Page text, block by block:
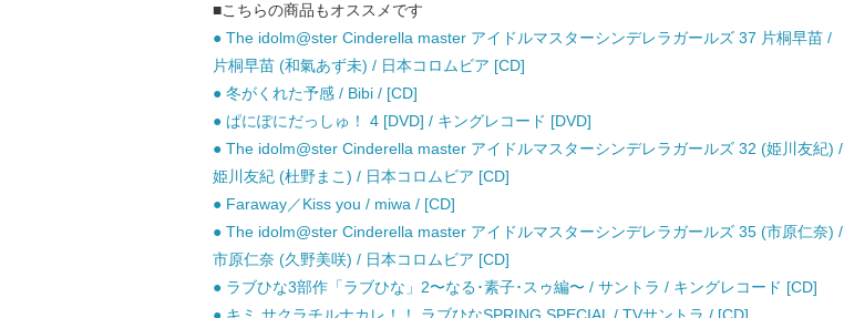
■こちらの商品もオススメです
● The idolm@ster Cinderella master アイドルマスターシンデレラガールズ 37 片桐早苗 /
片桐早苗 (和氣あず未) / 日本コロムビア [CD]
● 冬がくれた予感 / Bibi / [CD]
● ぱにぽにだっしゅ！ 4 [DVD] / キングレコード [DVD]
● The idolm@ster Cinderella master アイドルマスターシンデレラガールズ 32 (姫川友紀) /
姫川友紀 (杜野まこ) / 日本コロムビア [CD]
● Faraway／Kiss you / miwa / [CD]
● The idolm@ster Cinderella master アイドルマスターシンデレラガールズ 35 (市原仁奈) /
市原仁奈 (久野美咲) / 日本コロムビア [CD]
● ラブひな3部作「ラブひな」2〜なる･素子･スゥ編〜 / サントラ / キングレコード [CD]